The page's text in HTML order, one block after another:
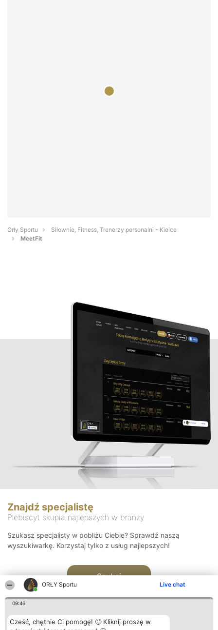
ORŁY Sportu Live chat
09:46
Cześć, chętnie Ci pomogę! 🙂 Kliknij proszę w
Orły Sportu
Siłownie, Fitness, Trenerzy personalni - Kielce
MeetFit
Znajdź specjalistę
Plebiscyt skupia najlepszych w branży
Szukasz specjalisty w pobliżu Ciebie? Sprawdź naszą
wyszukiwarkę. Korzystaj tylko z usług najlepszych!
Szukaj